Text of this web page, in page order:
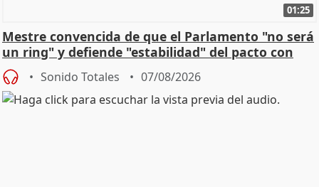
01:25
Mestre convencida de que el Parlamento "no será
un ring" y defiende "estabilidad" del pacto con
Vox
Sonido Totales 07/08/2026